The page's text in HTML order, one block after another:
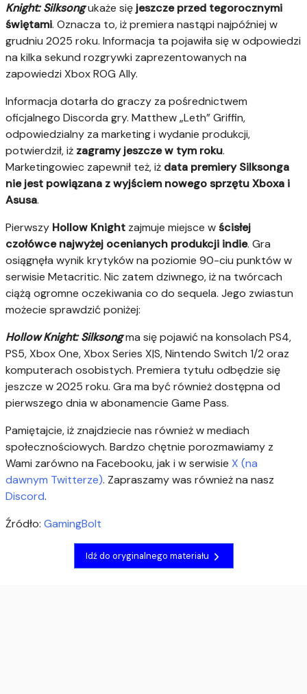
Knight: Silksongukaże się jeszcze przed tegorocznymi
świętami. Oznacza to, iż premiera nastąpi najpóźniej w
grudniu 2025 roku. Informacja ta pojawiła się w odpowiedzi
na kilka sekund rozgrywki zaprezentowanych na
zapowiedzi Xbox ROG Ally.
Informacja dotarła do graczy za pośrednictwem
oficjalnego Discorda gry. Matthew „Leth” Griffin,
odpowiedzialny za marketing i wydanie produkcji,
potwierdził, iż zagramy jeszcze w tym roku.
Marketingowiec zapewnił też, iż data premiery Silksonga
nie jest powiązana z wyjściem nowego sprzętu Xboxa i
Asusa.
Pierwszy Hollow Knight zajmuje miejsce wścisłej
czołówce najwyżej ocenianych produkcji indie. Gra
osiągnęła wynik krytyków na poziomie 90-ciu punktów w
serwisie Metacritic. Nic zatem dziwnego, iż na twórcach
ciążą ogromne oczekiwania co do sequela. Jego zwiastun
możecie sprawdzić poniżej:
Hollow Knight: Silksongma się pojawić na konsolach PS4,
PS5, Xbox One, Xbox Series X|S, Nintendo Switch 1/2 oraz
komputerach osobistych. Premiera tytułu odbędzie się
jeszcze w 2025 roku. Gra ma być również dostępna od
pierwszego dnia w abonamencie Game Pass.
Pamiętajcie, iż znajdziecie nas również w mediach
społecznościowych. Bardzo chętnie porozmawiamy z
Wami zarówno na Facebooku, jak i w serwisie X (na
dawnym Twitterze). Zapraszamy was również na nasz
Discord.
Źródło: GamingBolt
Idź do oryginalnego materiału